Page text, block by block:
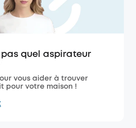
pas quel aspirateur
vous aider à trouver
pour votre maison !